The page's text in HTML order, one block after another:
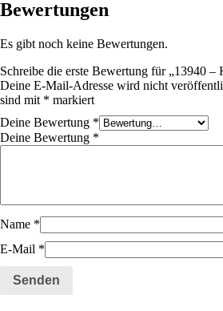
Bewertungen
Es gibt noch keine Bewertungen.
Schreibe die erste Bewertung für „13940 –
Deine E-Mail-Adresse wird nicht
sind mit * markiert
Deine Bewertung *
Deine Bewertung *
Name *
E-Mail *